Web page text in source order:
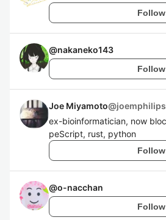
Follow
@nakaneko143
Follow
Joe Miyamoto@joemphilips
ex-bioinformatician, now
peScript, rust, python
Follow
@o-nacchan
Follow